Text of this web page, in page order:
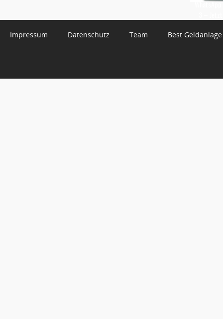
Impressum Datenschutz Team Best Geldanlage